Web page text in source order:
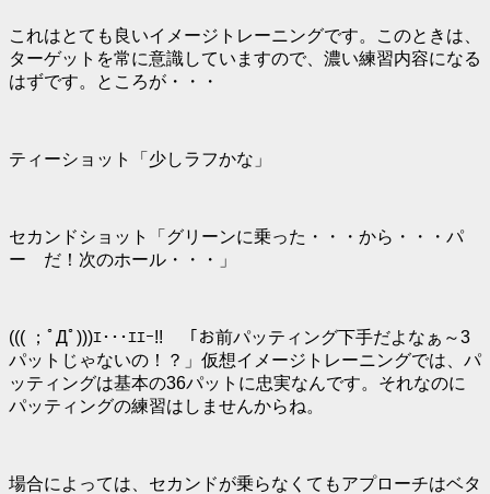
これはとても良いイメージトレーニングです。このときは、
ターゲットを常に意識していますので、濃い練習内容になる
はずです。ところが・・・
ティーショット「少しラフかな」
セカンドショット「グリーンに乗った・・・から・・・ パ
ー だ！次のホール・・・」
((( ；ﾟДﾟ)))ｴ･･･ｴｴｰ!! 「お前パッティング下手だよなぁ～3
パットじゃないの！？」仮想イメージトレーニングでは、パ
ッティングは基本の36パットに忠実なんです。それなのに
パッティングの練習はしませんからね。
場合によっては、セカンドが乗らなくてもアプローチはベタ